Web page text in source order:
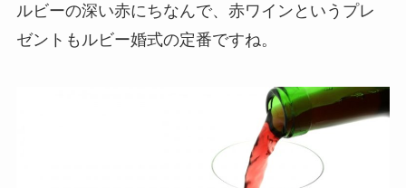
ルビーの深い赤にちなんで、赤ワインというプレ
ゼントもルビー婚式の定番ですね。